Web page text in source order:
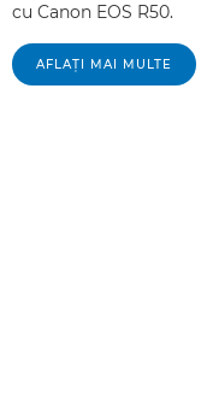
cu Canon EOS R50.
AFLAŢI MAI MULTE